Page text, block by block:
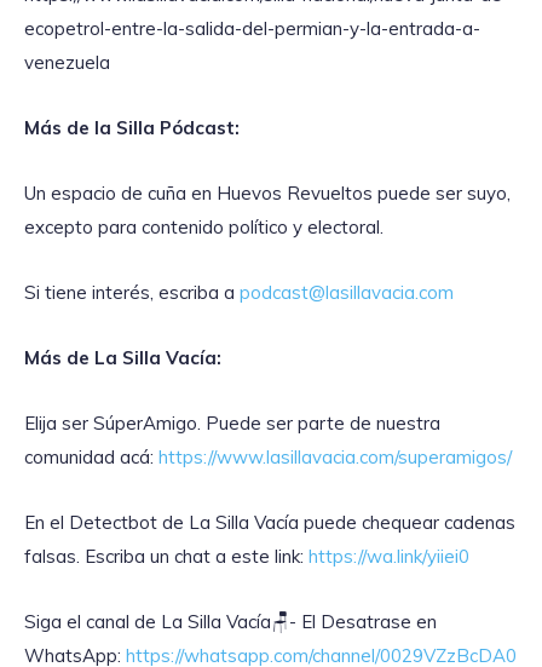
ecopetrol-entre-la-salida-del-permian-y-la-entrada-a-
venezuela
Más de la Silla Pódcast:
Un espacio de cuña en Huevos Revueltos puede ser suyo,
excepto para contenido político y electoral.
Si tiene interés, escriba a podcast@lasillavacia.com
Más de La Silla Vacía:
Elija ser SúperAmigo. Puede ser parte de nuestra
comunidad acá: https://www.lasillavacia.com/superamigos/
En el Detectbot de La Silla Vacía puede chequear cadenas
falsas. Escriba un chat a este link: https://wa.link/yiiei0
‎Siga el canal de La Silla Vacía🪑- El Desatrase en
WhatsApp: https://whatsapp.com/channel/0029VZzBcDA0